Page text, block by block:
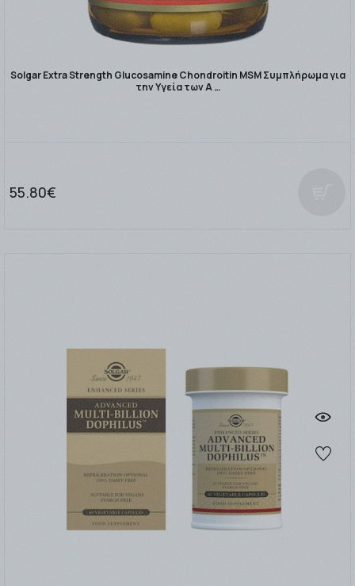
Solgar Extra Strength Glucosamine Chondroitin MSM Συμπλήρωμα για
την Υγεία των Α …
55.80€